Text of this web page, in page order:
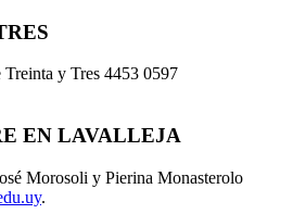
y Tres 4453 0597
EN LAVALLEJA
Morosoli y Pierina Monasterolo
.